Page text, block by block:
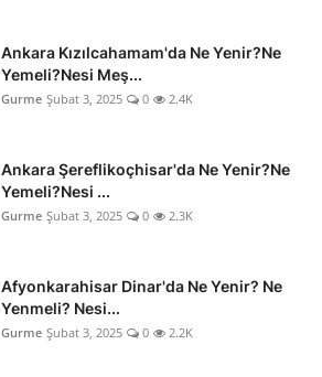
Ankara Kızılcahamam'da Ne Yenir?Ne
Yemeli?Nesi Meş...
Gurme Şubat 3, 2025 0 2.4K
Ankara Şereflikoçhisar'da Ne Yenir?Ne
Yemeli?Nesi ...
Gurme Şubat 3, 2025 0 2.3K
Afyonkarahisar Dinar'da Ne Yenir? Ne
Yenmeli? Nesi...
Gurme Şubat 3, 2025 0 2.2K